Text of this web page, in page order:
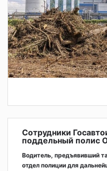
Сотрудники
поддельный полис
Водитель, предъявивший
отдел полиции для